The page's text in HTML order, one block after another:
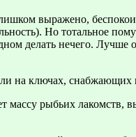
выражено,
Но тотальное
делать нечего.
на ключах,
массу рыбьих